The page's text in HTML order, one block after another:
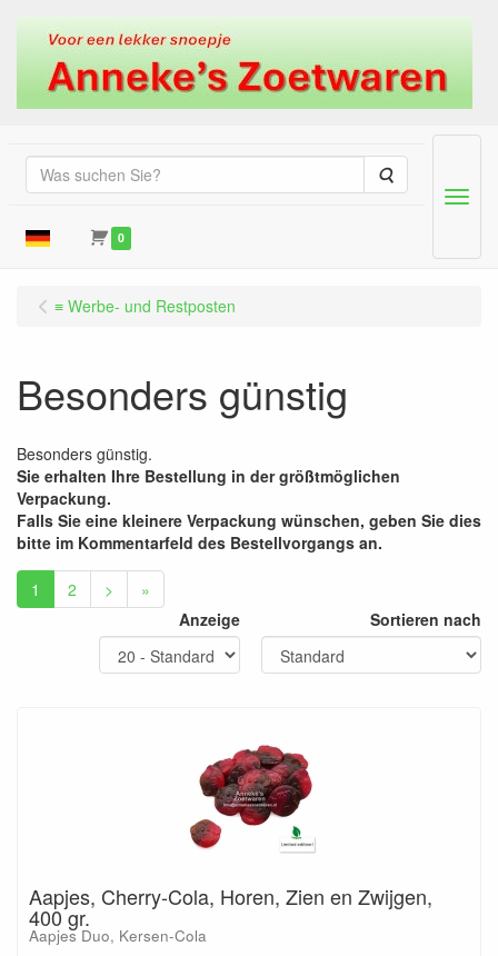
Suche
0
Menu
≡ Werbe- und Restposten
Besonders günstig
Besonders günstig.
Sie erhalten Ihre Bestellung in der größtmöglichen
Verpackung.
Falls Sie eine kleinere Verpackung wünschen, geben Sie dies
bitte im Kommentarfeld des Bestellvorgangs an.
1 2 >
»
Anzeige
Sortieren nach
Aapjes, Cherry-Cola, Horen, Zien en Zwijgen,
400 gr.
Aapjes Duo, Kersen-Cola